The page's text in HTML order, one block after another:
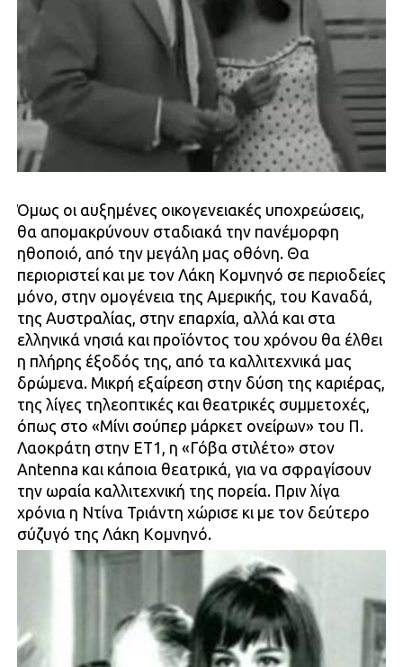
Όμως οι αυξημένες οικογενειακές υποχρεώσεις,
θα απομακρύνουν σταδιακά την πανέμορφη
ηθοποιό, από την μεγάλη μας οθόνη. Θα
περιοριστεί και με τον Λάκη Κομνηνό σε περιοδείες
μόνο, στην ομογένεια της Αμερικής, του Καναδά,
της Αυστραλίας, στην επαρχία, αλλά και στα
ελληνικά νησιά και προϊόντος του χρόνου θα έλθει
η πλήρης έξοδός της, από τα καλλιτεχνικά μας
δρώμενα. Μικρή εξαίρεση στην δύση της καριέρας,
της λίγες τηλεοπτικές και θεατρικές συμμετοχές,
όπως στο «Μίνι σούπερ μάρκετ ονείρων» του Π.
Λαοκράτη στην ΕΤ1, η «Γόβα στιλέτο» στον
Antenna και κάποια θεατρικά, για να σφραγίσουν
την ωραία καλλιτεχνική της πορεία. Πριν λίγα
χρόνια η Ντίνα Τριάντη χώρισε κι με τον δεύτερο
σύζυγό της Λάκη Κομνηνό.